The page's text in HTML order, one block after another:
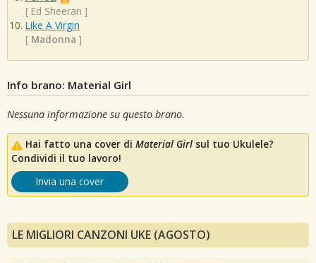
[ Ed Sheeran ]
Like A Virgin
[ Madonna ]
Info brano: Material Girl
Nessuna informazione su questo brano.
Hai fatto una cover di Material Girl sul tuo Ukulele?
Condividi il tuo lavoro!
Invia una cover
LE MIGLIORI CANZONI UKE (AGOSTO)